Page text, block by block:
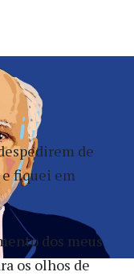
de
e fiquei em
dos meus
os olhos de